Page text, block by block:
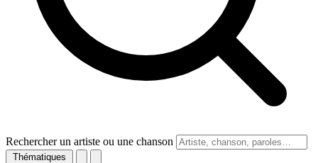
Rechercher un artiste ou une chanson
Thématiques